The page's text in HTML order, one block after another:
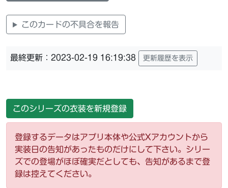
このカードの不具合を報告
最終更新：2023-02-19 16:19:38 更新履歴を表示
このシリーズの衣装を新規登録
登録するデータはアプリ本体や公式Xアカウントから
実装日の告知があったものだけにして下さい。シリー
ズでの登場がほぼ確実だとしても、告知があるまで登
録は控えてください。